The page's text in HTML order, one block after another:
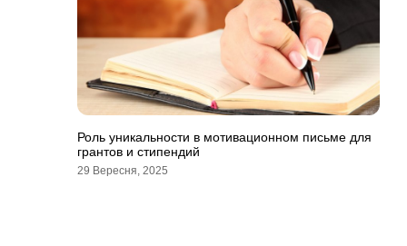
Роль уникальности в мотивационном письме для
грантов и стипендий
29 Вересня, 2025